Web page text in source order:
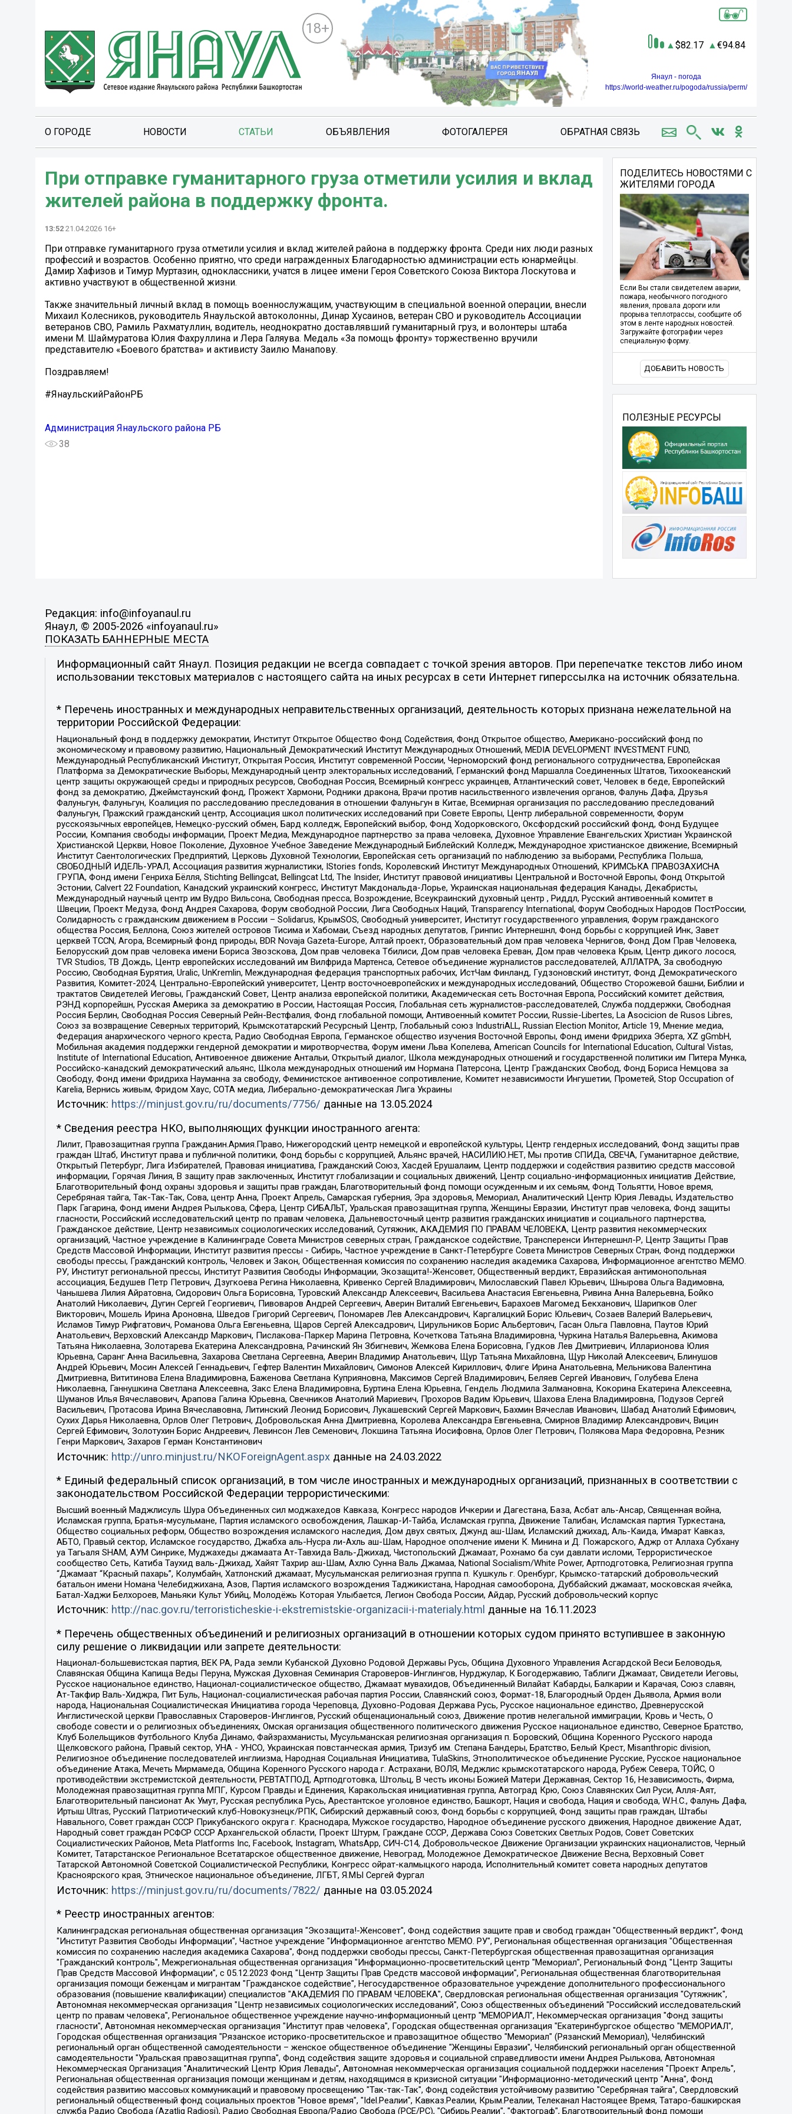
18+
82.17 94.84
Янаул - погода
https://world-weather.ru/pogoda/russia/perm/
О ГОРОДЕ НОВОСТИ СТАТЬИ ОБЪЯВЛЕНИЯ ФОТОГАЛЕРЕЯ ОБРАТНАЯ СВЯЗЬ
При отправке гуманитарного груза отметили усилия и вклад
жителей района в поддержку фронта.
13:52 21.04.2026 16+
При отправке гуманитарного груза отметили усилия и вклад жителей района в поддержку фронта. Среди них люди разных
профессий и возрастов. Особенно приятно, что среди награжденных Благодарностью администрации есть юнармейцы.
Дамир Хафизов и Тимур Муртазин, одноклассники, учатся в лицее имени Героя Советского Союза Виктора Лоскутова и
активно участвуют в общественной жизни.
Также значительный личный вклад в помощь военнослужащим, участвующим в специальной военной операции, внесли
Михаил Колесников, руководитель Янаульской автоколонны, Динар Хусаинов, ветеран СВО и руководитель Ассоциации
ветеранов СВО, Рамиль Рахматуллин, водитель, неоднократно доставлявший гуманитарный груз, и волонтеры штаба
имени М. Шаймуратова Юлия Фахруллина и Лера Галяува. Медаль «За помощь фронту» торжественно вручили
представителю «Боевого братства» и активисту Заилю Манапову.
Поздравляем!
#ЯнаульскийРайонРБ
Администрация Янаульского района РБ
38
ПОДЕЛИТЕСЬ НОВОСТЯМИ С
ЖИТЕЛЯМИ ГОРОДА
Если Вы стали свидетелем аварии,
пожара, необычного погодного
явления, провала дороги или
прорыва теплотрассы, сообщите об
этом в ленте народных новостей.
Загружайте фотографии через
специальную форму.
ДОБАВИТЬ НОВОСТЬ
ПОЛЕЗНЫЕ РЕСУРСЫ
Редакция: info@infoyanaul.ru
Янаул, © 2005-2026 «infoyanaul.ru»
ПОКАЗАТЬ БАННЕРНЫЕ МЕСТА
Информационный сайт Янаул. Позиция редакции не всегда совпадает с точкой зрения авторов. При перепечатке текстов либо ином
использовании текстовых материалов с настоящего сайта на иных ресурсах в сети Интернет гиперссылка на источник обязательна.
* Перечень иностранных и международных неправительственных организаций, деятельность которых признана нежелательной на
территории Российской Федерации:
Национальный фонд в поддержку демократии, Институт Открытое Общество Фонд Содействия, Фонд Открытое общество, Американо-российский фонд по
экономическому и правовому развитию, Национальный Демократический Институт Международных Отношений, MEDIA DEVELOPMENT INVESTMENT FUND,
Международный Республиканский Институт, Открытая Россия, Институт современной России, Черноморский фонд регионального сотрудничества, Европейская
Платформа за Демократические Выборы, Международный центр электоральных исследований, Германский фонд Маршалла Соединенных Штатов, Тихоокеанский
центр защиты окружающей среды и природных ресурсов, Свободная Россия, Всемирный конгресс украинцев, Атлантический совет, Человек в беде, Европейский
фонд за демократию, Джеймстаунский фонд, Прожект Хармони, Родники дракона, Врачи против насильственного извлечения органов, Фалунь Дафа, Друзья
Фалуньгун, Фалуньгун, Коалиция по расследованию преследования в отношении Фалуньгун в Китае, Всемирная организация по расследованию преследований
Фалуньгун, Пражский гражданский центр, Ассоциация школ политических исследований при Совете Европы, Центр либеральной современности, Форум
русскоязычных европейцев, Немецко-русский обмен, Бард колледж, Европейский выбор, Фонд Ходорковского, Оксфордский российский фонд, Фонд Будущее
России, Компания свободы информации, Проект Медиа, Международное партнерство за права человека, Духовное Управление Евангельских Христиан Украинской
Христианской Церкви, Новое Поколение, Духовное Учебное Заведение Международный Библейский Колледж, Международное христианское движение, Всемирный
Институт Саентологических Предприятий, Церковь Духовной Технологии, Европейская сеть организаций по наблюдению за выборами, Республика Польша,
СВОБОДНЫЙ ИДЕЛЬ-УРАЛ, Ассоциация развития журналистики, IStories fonds, Королевский Институт Международных Отношений, КРИМСЬКА ПРАВОЗАХИСНА
ГРУПА, Фонд имени Генриха Бёлля, Stichting Bellingcat, Bellingcat Ltd, The Insider, Институт правовой инициативы Центральной и Восточной Европы, Фонд Открытой
Эстонии, Calvert 22 Foundation, Канадский украинский конгресс, Институт Макдональда-Лорье, Украинская национальная федерация Канады, Декабристы,
Международный научный центр им Вудро Вильсона, Свободная пресса, Возрождение, Всеукраинский духовный центр , Риддл, Русский антивоенный комитет в
Швеции, Проект Медуза, Фонд Андрея Сахарова, Форум свободной России, Лига Свободных Наций, Transparеncy International, Форум Свободных Народов ПостРоссии,
Солидарность с гражданским движением в России – Solidarus, КрымSOS, Свободный университет, Институт государственного управления, Форум гражданского
общества Россия, Беллона, Союз жителей островов Тисима и Хабомаи, Съезд народных депутатов, Гринпис Интернешнл, Фонд борьбы с коррупцией Инк, Завет
церквей TCCN, Агора, Всемирный фонд природы, BDR Novaja Gazeta-Europe, Алтай проект, Образовательный дом прав человека Чернигов, Фонд Дом Прав Человека,
Белорусский дом прав человека имени Бориса Звозскова, Дом прав человека Тбилиси, Дом прав человека Ереван, Дом прав человека Крым, Центр дикого лосося,
TVR Studios, ТВ Дождь, Центр европейских исследований им Вилфрида Мартенса, Сетевое объединение журналистов расследователей, АЛЛАТРА, За свободную
Россию, Свободная Бурятия, Uralic, UnKremlin, Международная федерация транспортных рабочих, ИстЧам Финланд, Гудзоновский институт, Фонд Демократического
Развития, Комитет-2024, Центрально-Европейский университет, Центр восточноевропейских и международных исследований, Общество Сторожевой башни, Библии и
трактатов Свидетелей Иеговы, Гражданский Совет, Центр анализа европейской политики, Академическая сеть Восточная Европа, Российский комитет действия,
РЭНД корпорейшн, Русская Америка за демократию в России, Настоящая Россия, Глобальная сеть журналистов-расследователей, Служба поддержки, Свободная
Россия Берлин, Свободная Россия Северный Рейн-Вестфалия, Фонд глобальной помощи, Антивоенный комитет России, Russie-Libertes, La Asocicion de Rusos Libres,
Союз за возвращение Северных территорий, Крымскотатарский Ресурсный Центр, Глобальный союз IndustriALL, Russian Election Monitor, Article 19, Мнение медиа,
Федерация анархического черного креста, Радио Свободная Европа, Германское общество изучения Восточной Европы, Фонд имени Фридриха Эберта, XZ gGmbH,
Мобильная академия поддержки гендерной демократии и миротворчества, Форум имени Льва Копелева, American Councils for International Education, Cultural Vistas,
Institute of International Education, Антивоенное движение Антальи, Открытый диалог, Школа международных отношений и государственной политики им Питера Мунка,
Российско-канадский демократический альянс, Школа международных отношений им Нормана Патерсона, Центр Гражданских Свобод, Фонд Бориса Немцова за
Свободу, Фонд имени Фридриха Науманна за свободу, Феминистское антивоенное сопротивление, Комитет независимости Ингушетии, Прометей, Stop Occupation of
Karelia, Вернись живым, Фридом Хаус, СОТА медиа, Либерально-демократическая Лига Украины
Источник: https://minjust.gov.ru/ru/documents/7756/ данные на 13.05.2024
* Сведения реестра НКО, выполняющих функции иностранного агента:
Лилит, Правозащитная группа Гражданин.Армия.Право, Нижегородский центр немецкой и европейской культуры, Центр гендерных исследований, Фонд защиты прав
граждан Штаб, Институт права и публичной политики, Фонд борьбы с коррупцией, Альянс врачей, НАСИЛИЮ.НЕТ, Мы против СПИДа, СВЕЧА, Гуманитарное действие,
Открытый Петербург, Лига Избирателей, Правовая инициатива, Гражданский Союз, Хасдей Ерушалаим, Центр поддержки и содействия развитию средств массовой
информации, Горячая Линия, В защиту прав заключенных, Институт глобализации и социальных движений, Центр социально-информационных инициатив Действие,
Благотворительный фонд охраны здоровья и защиты прав граждан, Благотворительный фонд помощи осужденным и их семьям, Фонд Тольятти, Новое время,
Серебряная тайга, Так-Так-Так, Сова, центр Анна, Проект Апрель, Самарская губерния, Эра здоровья, Мемориал, Аналитический Центр Юрия Левады, Издательство
Парк Гагарина, Фонд имени Андрея Рылькова, Сфера, Центр СИБАЛЬТ, Уральская правозащитная группа, Женщины Евразии, Институт прав человека, Фонд защиты
гласности, Российский исследовательский центр по правам человека, Дальневосточный центр развития гражданских инициатив и социального партнерства,
Гражданское действие, Центр независимых социологических исследований, Сутяжник, АКАДЕМИЯ ПО ПРАВАМ ЧЕЛОВЕКА, Центр развития некоммерческих
организаций, Частное учреждение в Калининграде Совета Министров северных стран, Гражданское содействие, Трансперенси Интернешнл-Р, Центр Защиты Прав
Средств Массовой Информации, Институт развития прессы - Сибирь, Частное учреждение в Санкт-Петербурге Совета Министров Северных Стран, Фонд поддержки
свободы прессы, Гражданский контроль, Человек и Закон, Общественная комиссия по сохранению наследия академика Сахарова, Информационное агентство МЕМО.
РУ, Институт региональной прессы, Институт Развития Свободы Информации, Экозащита!-Женсовет, Общественный вердикт, Евразийская антимонопольная
ассоциация, Бедушев Петр Петрович, Дзугкоева Регина Николаевна, Кривенко Сергей Владимирович, Милославский Павел Юрьевич, Шнырова Ольга Вадимовна,
Чанышева Лилия Айратовна, Сидорович Ольга Борисовна, Туровский Александр Алексеевич, Васильева Анастасия Евгеньевна, Ривина Анна Валерьевна, Бойко
Анатолий Николаевич, Дугин Сергей Георгиевич, Пивоваров Андрей Сергеевич, Аверин Виталий Евгеньевич, Барахоев Магомед Бекханович, Шарипков Олег
Викторович, Мошель Ирина Ароновна, Шведов Григорий Сергеевич, Пономарев Лев Александрович, Каргалицкий Борис Юльевич, Созаев Валерий Валерьевич,
Исламов Тимур Рифгатович, Романова Ольга Евгеньевна, Щаров Сергей Алексадрович, Цирульников Борис Альбертович, Гасан Ольга Павловна, Паутов Юрий
Анатольевич, Верховский Александр Маркович, Пислакова-Паркер Марина Петровна, Кочеткова Татьяна Владимировна, Чуркина Наталья Валерьевна, Акимова
Татьяна Николаевна, Золотарева Екатерина Александровна, Рачинский Ян Збигневич, Жемкова Елена Борисовна, Гудков Лев Дмитриевич, Илларионова Юлия
Юрьевна, Саранг Анна Васильевна, Захарова Светлана Сергеевна, Аверин Владимир Анатольевич, Щур Татьяна Михайловна, Щур Николай Алексеевич, Блинушов
Андрей Юрьевич, Мосин Алексей Геннадьевич, Гефтер Валентин Михайлович, Симонов Алексей Кириллович, Флиге Ирина Анатольевна, Мельникова Валентина
Дмитриевна, Вититинова Елена Владимировна, Баженова Светлана Куприяновна, Максимов Сергей Владимирович, Беляев Сергей Иванович, Голубева Елена
Николаевна, Ганнушкина Светлана Алексеевна, Закс Елена Владимировна, Буртина Елена Юрьевна, Гендель Людмила Залмановна, Кокорина Екатерина Алексеевна,
Шуманов Илья Вячеславович, Арапова Галина Юрьевна, Свечников Анатолий Мариевич, Прохоров Вадим Юрьевич, Шахова Елена Владимировна, Подузов Сергей
Васильевич, Протасова Ирина Вячеславовна, Литинский Леонид Борисович, Лукашевский Сергей Маркович, Бахмин Вячеслав Иванович, Шабад Анатолий Ефимович,
Сухих Дарья Николаевна, Орлов Олег Петрович, Добровольская Анна Дмитриевна, Королева Александра Евгеньевна, Смирнов Владимир Александрович, Вицин
Сергей Ефимович, Золотухин Борис Андреевич, Левинсон Лев Семенович, Локшина Татьяна Иосифовна, Орлов Олег Петрович, Полякова Мара Федоровна, Резник
Генри Маркович, Захаров Герман Константинович
Источник: http://unro.minjust.ru/NKOForeignAgent.aspxданные на 24.03.2022
* Единый федеральный список организаций, в том числе иностранных и международных организаций, признанных в соответствии с
законодательством Российской Федерации террористическими:
Высший военный Маджлисуль Шура Объединенных сил моджахедов Кавказа, Конгресс народов Ичкерии и Дагестана, База, Асбат аль-Ансар, Священная война,
Исламская группа, Братья-мусульмане, Партия исламского освобождения, Лашкар-И-Тайба, Исламская группа, Движение Талибан, Исламская партия Туркестана,
Общество социальных реформ, Общество возрождения исламского наследия, Дом двух святых, Джунд аш-Шам, Исламский джихад, Аль-Каида, Имарат Кавказ,
АБТО, Правый сектор, Исламское государство, Джабха аль-Нусра ли-Ахль аш-Шам, Народное ополчение имени К. Минина и Д. Пожарского, Аджр от Аллаха Субхану
уа Тагьаля SHAM, АУМ Синрике, Муджахеды джамаата Ат-Тавхида Валь-Джихад, Чистопольский Джамаат, Рохнамо ба суи давлати исломи, Террористическое
сообщество Сеть, Катиба Таухид валь-Джихад, Хайят Тахрир аш-Шам, Ахлю Сунна Валь Джамаа, National Socialism/White Power, Артподготовка, Религиозная группа
“Джамаат “Красный пахарь”, Колумбайн, Хатлонский джамаат, Мусульманская религиозная группа п. Кушкуль г. Оренбург, Крымско-татарский добровольческий
батальон имени Номана Челебиджихана, Азов, Партия исламского возрождения Таджикистана, Народная самооборона, Дуббайский джамаат, московская ячейка,
Батал-Хаджи Белхороев, Маньяки Культ Убийц, Молодёжь Которая Улыбается, Легион Свобода России, Айдар, Русский добровольческий корпус
Источник: http://nac.gov.ru/terroristicheskie-i-ekstremistskie-organizacii-i-materialy.html данные на 16.11.2023
* Перечень общественных объединений и религиозных организаций в отношении которых судом принято вступившее в законную
силу решение о ликвидации или запрете деятельности:
Национал-большевистская партия, ВЕК РА, Рада земли Кубанской Духовно Родовой Державы Русь, Община Духовного Управления Асгардской Веси Беловодья,
Славянская Община Капища Веды Перуна, Мужская Духовная Семинария Староверов-Инглингов, Нурджулар, К Богодержавию, Таблиги Джамаат, Свидетели Иеговы,
Русское национальное единство, Национал-социалистическое общество, Джамаат мувахидов, Объединенный Вилайат Кабарды, Балкарии и Карачая, Союз славян,
Ат-Такфир Валь-Хиджра, Пит Буль, Национал-социалистическая рабочая партия России, Славянский союз, Формат-18, Благородный Орден Дьявола, Армия воли
народа, Национальная Социалистическая Инициатива города Череповца, Духовно-Родовая Держава Русь, Русское национальное единство, Древнерусской
Инглистической церкви Православных Староверов-Инглингов, Русский общенациональный союз, Движение против нелегальной иммиграции, Кровь и Честь, О
свободе совести и о религиозных объединениях, Омская организация общественного политического движения Русское национальное единство, Северное Братство,
Клуб Болельщиков Футбольного Клуба Динамо, Файзрахманисты, Мусульманская религиозная организация п. Боровский, Община Коренного Русского народа
Щелковского района, Правый сектор, УНА - УНСО, Украинская повстанческая армия, Тризуб им. Степана Бандеры, Братство, Белый Крест, Misanthropic division,
Религиозное объединение последователей инглиизма, Народная Социальная Инициатива, TulaSkins, Этнополитическое объединение Русские, Русское национальное
объединение Атака, Мечеть Мирмамеда, Община Коренного Русского народа г. Астрахани, ВОЛЯ, Меджлис крымскотатарского народа, Рубеж Севера, ТОЙС, О
противодействии экстремистской деятельности, РЕВТАТПОД, Артподготовка, Штольц, В честь иконы Божией Матери Державная, Сектор 16, Независимость, Фирма,
Молодежная правозащитная группа МПГ, Курсом Правды и Единения, Каракольская инициативная группа, Автоград Крю, Союз Славянских Сил Руси, Алля-Аят,
Благотворительный пансионат Ак Умут, Русская республика Русь, Арестантское уголовное единство, Башкорт, Нация и свобода, Нация и свобода, W.H.С., Фалунь Дафа,
Иртыш Ultras, Русский Патриотический клуб-Новокузнецк/РПК, Сибирский державный союз, Фонд борьбы с коррупцией, Фонд защиты прав граждан, Штабы
Навального, Совет граждан СССР Прикубанского округа г. Краснодара, Мужское государство, Народное объединение русского движения, Народное движение Адат,
Народный совет граждан РСФСР СССР Архангельской области, Проект Штурм, Граждане СССР, Держава Союз Советских Светлых Родов, Совет Советских
Социалистических Районов, Meta Platforms Inc, Facebook, Instagram, WhatsApp, СИЧ-С14, Добровольческое Движение Организации украинских националистов, Черный
Комитет, Татарстанское Региональное Всетатарское общественное движение, Невоград, Молодежное Демократическое Движение Весна, Верховный Совет
Татарской Автономной Советской Социалистической Республики, Конгресс ойрат-калмыцкого народа, Исполнительный комитет совета народных депутатов
Красноярского края, Этническое национальное объединение, ЛГБТ, Я.МЫ Сергей Фургал
Источник: https://minjust.gov.ru/ru/documents/7822/ данные на 03.05.2024
* Реестр иностранных агентов:
Калининградская региональная общественная организация "Экозащита!-Женсовет", Фонд содействия защите прав и свобод граждан "Общественный вердикт", Фонд "Институт Развития Свободы Информации", Частное учреждение "Информационное агентство МЕМО. РУ", Региональная общественная организация "Общественная комиссия по сохранению наследия академика Сахарова", Фонд поддержки свободы прессы, Санкт-Петербургская общественная правозащитная организация "Гражданский контроль", Межрегиональная общественная организация "Информационно-просветительский центр "Мемориал", Региональный Фонд "Центр Защиты Прав Средств Массовой Информации", с 05.12.2023 Фонд "Центр Защиты Прав Средств массовой информации", Региональная общественная благотворительная организация помощи беженцам и мигрантам "Гражданское содействие", Негосударственное образовательное учреждение дополнительного профессионального образования (повышение квалификации) специалистов "АКАДЕМИЯ ПО ПРАВАМ ЧЕЛОВЕКА", Свердловская региональная общественная организация "Сутяжник", Автономная некоммерческая организация "Центр независимых социологических исследований", Союз общественных объединений "Российский исследовательский центр по правам человека", Региональное общественное учреждение научно-информационный центр "МЕМОРИАЛ", Некоммерческая организация "Фонд защиты гласности", Автономная некоммерческая организация "Институт прав человека", Городская общественная организация "Екатеринбургское общество "МЕМОРИАЛ", Городская общественная организация "Рязанское историко-просветительское и правозащитное общество "Мемориал" (Рязанский Мемориал), Челябинский региональный орган общественной самодеятельности – женское общественное объединение "Женщины Евразии", Челябинский региональный орган общественной самодеятельности "Уральская правозащитная группа", Фонд содействия защите здоровья и социальной справедливости имени Андрея Рылькова, Автономная Некоммерческая Организация "Аналитический Центр Юрия Левады", Автономная некоммерческая организация социальной поддержки населения "Проект Апрель", Региональная общественная организация помощи женщинам и детям, находящимся в кризисной ситуации "Информационно-методический центр "Анна", Фонд содействия развитию массовых коммуникаций и правовому просвещению "Так-так-Так", Фонд содействия устойчивому развитию "Серебряная тайга", Свердловский региональный общественный фонд социальных проектов "Новое время", "Idel.Реалии", Кавказ.Реалии, Крым.Реалии, Телеканал Настоящее Время, Татаро-башкирская служба Радио Свобода (Azatliq Radiosi), Радио Свободная Европа/Радио Свобода (PCE/PC), "Сибирь.Реалии", "Фактограф", Благотворительный фонд помощи осужденным и их семьям, Автономная некоммерческая организация "Институт глобализации и социальных движений", Фонд "В защиту прав заключенных", Частное учреждение "Центр поддержки и содействия развитию средств массовой информации", Пензенский региональный общественный благотворительный фонд "Гражданский союз", "Север.Реалии", Некоммерческая организация Фонд "Правовая инициатива", Общество с ограниченной ответственностью "Радио Свободная Европа/Радио Свобода", Чешское информационное агентство "MEDIUM-ORIENT", Красноярская региональная общественная организация "Мы против СПИДа", Камалягин Денис Николаевич, Маркелов Сергей Евгеньевич, Пономарев Лев Александрович, Савицкая Людмила Алексеевна, Автономная некоммерческая организация "Центр по работе с проблемой насилия "НАСИЛИЮ.НЕТ", Межрегиональный профессиональный союз работников здравоохранения "Альянс врачей", Юридическое лицо, зарегистрированное в Латвийской Республике, SIA "Medusa Project" (регистрационный номер 40103797863, дата регистрации 10.06.2014), Некоммерческая организация "Фонд по борьбе с коррупцией", Автономная некоммерческая организация "Институт права и публичной политики", Баданин Роман Сергеевич, Гликин Максим Александрович, Железнова Мария Михайловна, Лукьянова Юлия Сергеевна, Маетная Елизавета Витальевна, Маняхин Петр Борисович, Чуракова Ольга Владимировна, Ярош Юлия Петровна, Юридическое лицо "The Insider SIA", зарегистрированное в Риге, Латвийская Республика (дата регистрации 26.06.2015), являющееся администратором доменного имени интернет-издания "The Insider SIA", https://theins.ru, Постернак Алексей Евгеньевич, Рубин Михаил Аркадьевич, Анин Роман Александрович, Юридическое лицо Istories fonds, зарегистрированное в Латвийской Республике (регистрационный номер 50008295751, дата регистрации 24.02.2020), Великовский Дмитрий Александрович, Долинина Ирина Николаевна, Мароховская Алеся Алексеевна, Шлейнов Роман Юрьевич, Шмагун Олеся Валентиновна, Общество с ограниченной ответственностью "Альтаир 2021", Общество с ограниченной ответственностью "Вега 2021", Общество с ограниченной ответственностью "Главный редактор 2021", Общество с ограниченной ответственностью "Ромашки монолит", Важенков Артем Валерьевич, Ивановская областная общественная организация "Центр гендерных исследований", Гурман Юрий Альбертович, Медиапроект "ОВД-Инфо", Егоров Владимир Владимирович, Жилинский Владимир Александрович, Общество с ограниченной ответственностью "ЗП", Иванова София Юрьевна, Карезина Инна Павловна, Кильтау Екатерина Викторовна, Петров Алексей Викторович, Пискунов Сергей Евгеньевич, Смирнов Сергей Сергеевич, Тихонов Михаил Сергеевич, Общество с ограниченной ответственностью "ЖУРНАЛИСТ-ИНОСТРАННЫЙ АГЕНТ", Арапова Галина Юрьевна, Вольтская Татьяна Анатольевна, Американская компания "Mason G.E.S. Anonymous Foundation" (США), являющаяся владельцем интернет-издания https://mnews.world/, Компания "Stichting Bellingcat", зарегистрированная в Нидерландах (дата регистрации 11.07.2018), Захаров Андрей Вячеславович, Клепиковская Екатерина Дмитриевна, Общество с ограниченной ответственностью "МЕМО", Перл Роман Александрович, Симонов Евгений Алексеевич, Соловьева Елена Анатольевна, Сотников Даниил Владимирович, Сурначева Елизавета Дмитриевна, Автономная некоммерческая организация по защите прав человека и информированию населения "Якутия – Наше Мнение", Общество с ограниченной ответственностью "Москоу диджитал медиа", с 26.01.2023 Общество с ограниченной ответственностью "Чайка Белые сады", Ветошкина Валерия Валерьевна, Заговора Максим Александрович, Межрегиональное общественное движение "Российская ЛГБТ - сеть", Оленичев Максим Владимирович, Павлов Иван Юрьевич, Скворцова Елена Сергеевна, Общество с ограниченной ответственностью "Как бы инагент", Кочетков Игорь Викторович, Общество с ограниченной ответственностью "Честные выборы", Еланчик Олег Александрович, Общество с ограниченной ответственностью "Нобелевский призыв", Гималова Регина Эмилевна, Григорьев Андрей Валерьевич, Григорьева Алина Александровна, Ассоциация по содействию защите прав призывников, альтернативнослужащих и военнослужащих "Правозащитная группа "Гражданин.Армия.Право", Хисамова Регина Фаритовна, Автономная некоммерческая организация по реализации социально-правовых программ "Лилит", Дальневосточное общественное движение "Маяк", Санкт-Петербургская ЛГБТ-инициативная группа "Выход", Инициативная группа ЛГБТ+ "Реверс", Алексеев Андрей Викторович, Бекбулатова Таисия Львовна, Беляев Иван Михайлович, Владыкина Елена Сергеевна, Гельман Марат Александрович, Никульшина Вероника Юрьевна, Толоконникова Надежда Андреевна, Шендерович Виктор Анатольевич, Общество с ограниченной ответственностью "Данное сообщение", Общество с ограниченной ответственностью Издательский дом "Новая глава", Айнбиндер Александра Александровна, Московский комьюнити-центр для ЛГБТ+инициатив, Благотворительный фонд развития филантропии, Deutsche Welle (Германия, Kurt-Schumacher-Strasse 3, 53113 Bonn), Борзунова Мария Михайловна, Воробьев Виктор Викторович, Голубева Анна Львовна, Константинова Алла Михайловна, Малкова Ирина Владимировна, Мурадов Мурад Абдулгалимович, Осетинская Елизавета Николаевна, Понасенков Евгений Николаевич, Ганапольский Матвей Юрьевич, Киселев Евгений Алексеевич, Борухович Ирина Григорьевна, Дремин Иван Тимофеевич, Дубровский Дмитрий Викторович, Красноярская региональная общественная организация поддержки и развития альтернативных образовательных технологий и межкультурных коммуникаций "ИНТЕРРА", Маяковская Екатерина Алексеевна, Фейгин Марк Захарович, Филимонов Андрей Викторович, Дзугкоева Регина Николаевна, Доброхотов Роман Александрович, Дудь Юрий Александрович, Елкин Сергей Владимирович, Кругликов Кирилл Игоревич, Сабунаева Мария Леонидовна, Семенов Алексей Владимирович, Шаинян Карен Багратович, Шульман Екатерина Михайловна, Асафьев Артур Валерьевич, Вахштайн Виктор Семенович, Венедиктов Алексей Алексеевич, Лушникова Екатерина Евгеньевна, Волков Леонид Михайлович, Невзоров Александр Глебович, Пархоменко Сергей Борисович, Сироткин Ярослав Николаевич, Кара-Мурза Владимир Владимирович, Баранова Наталья Владимировна, Гозман Леонид Яковлевич, Кагарлицкий Борис Юльевич, Климарев Михаил Валерьевич, Милов Владимир Станиславович, Автономная некоммерческая организация Краснодарский центр современного искусства "Типография", Моргенштерн Алишер Тагирович, Соболь Любовь Эдуардовна, Общество с ограниченной ответственностью "ЛИЗА НОРМ", Каспаров Гарри Кимович, Ходорковский Михаил Борисович, Общество с ограниченной ответственностью "Апрельские тезисы", Данилович Ирина Брониславовна, Кашин Олег Владимирович, Петров Николай Владимирович, Пивоваров Алексей Владимирович, Соколов Михаил Владимирович, Цветкова Юлия Владимировна, Чичваркин Евгений Александрович, Комитет против пыток/Команда против пыток, Общество с ограниченной ответственностью "Первый научный", Общество с ограниченной ответственностью "Вертолет и ко", Белоцерковская Вероника Борисовна, Кац Максим Евгеньевич, Лазарева Татьяна Юрьевна, Шаведдинов Руслан Табризович, Яшин Илья Валерьевич, Общество с ограниченной ответственностью "Иноагент ААВ", Алешковский Дмитрий Петрович, Альбац Евгения Марковна, Быков Дмитрий Львович, Галямина Юлия Евгеньевна, Лойко Сергей Леонидович, Мартынов Кирилл Константинович, Медведев Сергей Александрович, Крашенинников Федор Геннадиевич, Гордеева Катерина Вл